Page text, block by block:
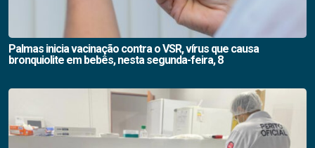
Palmas inicia vacinação contra o VSR, vírus que causa
bronquiolite em bebês, nesta segunda-feira, 8